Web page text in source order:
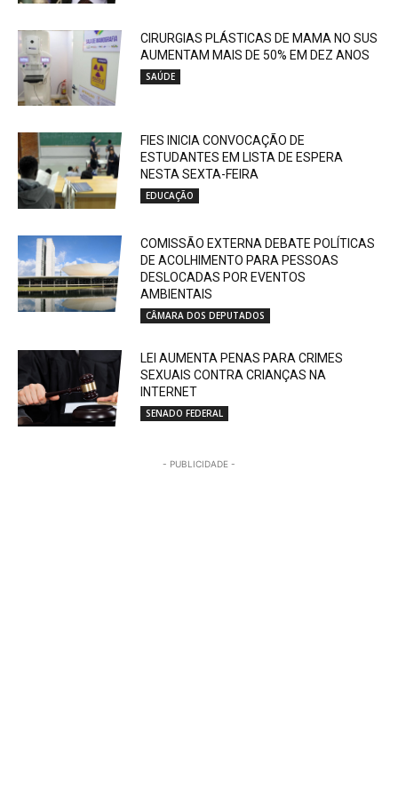
CIRURGIAS PLÁSTICAS DE MAMA NO SUS
AUMENTAM MAIS DE 50% EM DEZ ANOS
SAÚDE
FIES INICIA CONVOCAÇÃO DE
ESTUDANTES EM LISTA DE ESPERA
NESTA SEXTA-FEIRA
EDUCAÇÃO
COMISSÃO EXTERNA DEBATE POLÍTICAS
DE ACOLHIMENTO PARA PESSOAS
DESLOCADAS POR EVENTOS
AMBIENTAIS
CÂMARA DOS DEPUTADOS
LEI AUMENTA PENAS PARA CRIMES
SEXUAIS CONTRA CRIANÇAS NA
INTERNET
SENADO FEDERAL
- PUBLICIDADE -